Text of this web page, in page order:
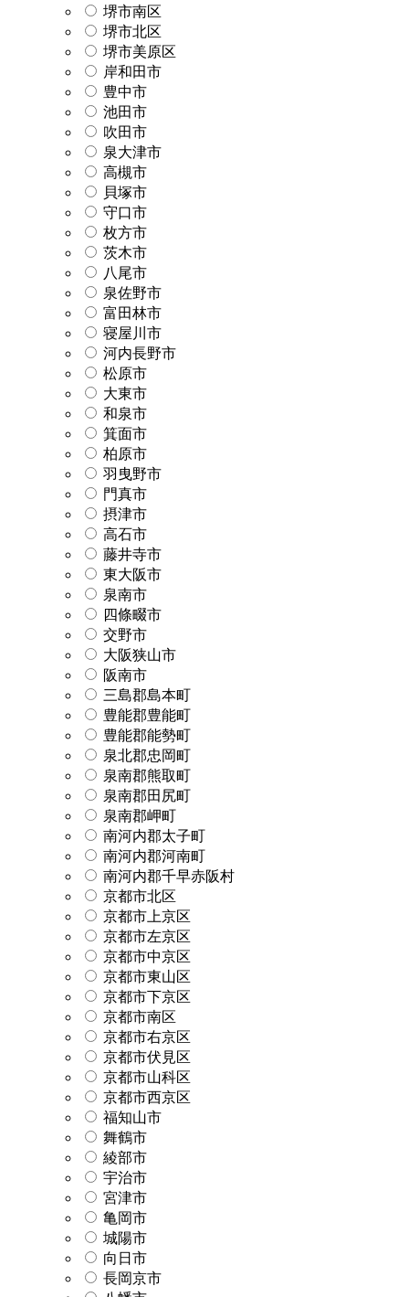
堺市南区
堺市北区
堺市美原区
岸和田市
豊中市
池田市
吹田市
泉大津市
高槻市
貝塚市
守口市
枚方市
茨木市
八尾市
泉佐野市
富田林市
寝屋川市
河内長野市
松原市
大東市
和泉市
箕面市
柏原市
羽曳野市
門真市
摂津市
高石市
藤井寺市
東大阪市
泉南市
四條畷市
交野市
大阪狭山市
阪南市
三島郡島本町
豊能郡豊能町
豊能郡能勢町
泉北郡忠岡町
泉南郡熊取町
泉南郡田尻町
泉南郡岬町
南河内郡太子町
南河内郡河南町
南河内郡千早赤阪村
京都市北区
京都市上京区
京都市左京区
京都市中京区
京都市東山区
京都市下京区
京都市南区
京都市右京区
京都市伏見区
京都市山科区
京都市西京区
福知山市
舞鶴市
綾部市
宇治市
宮津市
亀岡市
城陽市
向日市
長岡京市